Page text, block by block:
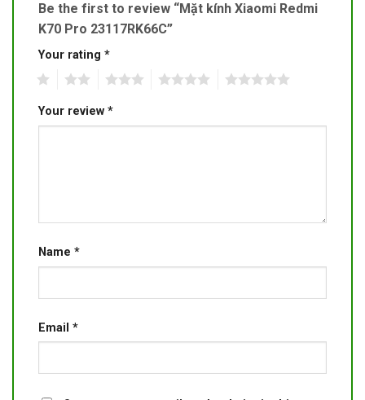
Be the first to review “Mặt kính Xiaomi Redmi
K70 Pro 23117RK66C”
Your rating *
Your review *
Name *
Email *